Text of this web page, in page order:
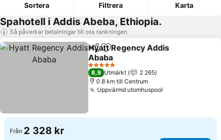
Sortera Filtrera Karta
Spahotell i Addis Abeba, Ethiopia.
Så påverkar betalningar till oss rankningen
Dela Lägg till i Mina Favoriter
Hyatt Regency Addis
Ababa
5 Stjärnor
8,9 Utmärkt
2 265
0.8 km till Centrum
Uppvärmd utomhuspool
Från 2 328 kr